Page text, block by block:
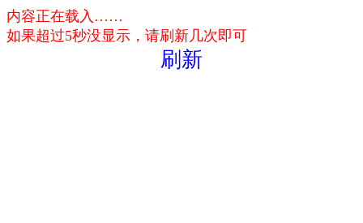
内容正在载入……
如果超过5秒没显示，请刷新几次即可
刷新